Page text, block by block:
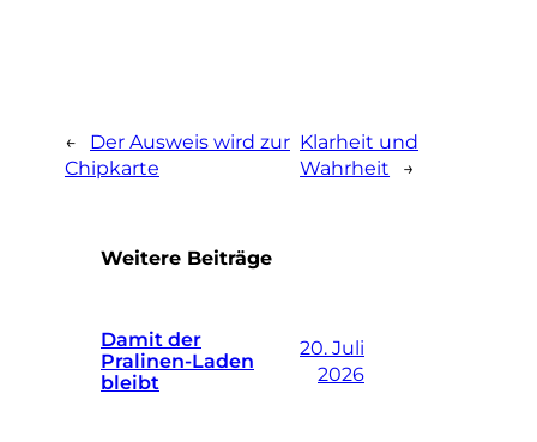
←
Der Ausweis wird zur
Chipkarte
Klarheit und
Wahrheit
→
Weitere Beiträge
Damit der
Pralinen-Laden
bleibt
20. Juli
2026